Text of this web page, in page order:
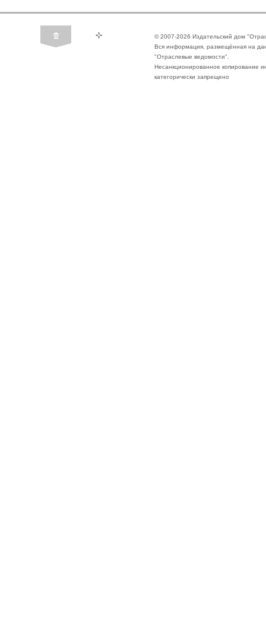
© 2007-2026 Издательский дом
Вся информация, размещённая на
"Отраслевые ведомости".
Несанкционированное копирование
категорически запрещено